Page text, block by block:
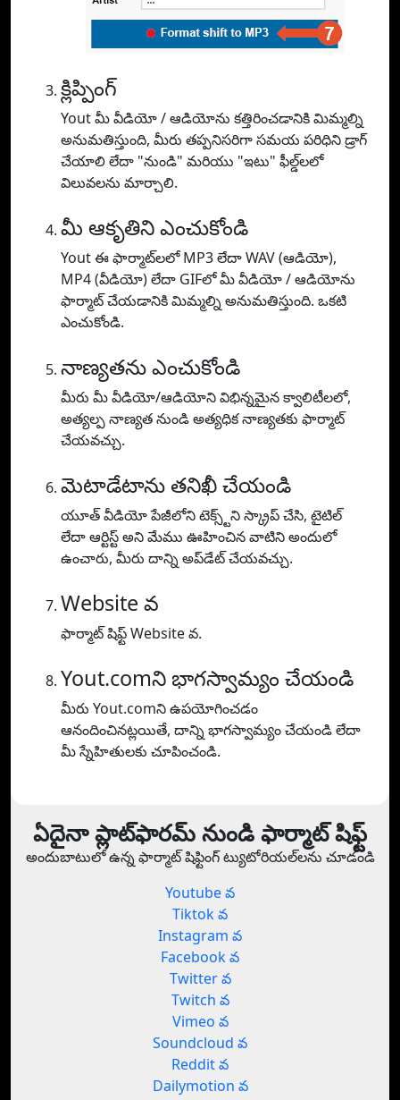
క్లిప్పింగ్
Yout మీ వీడియో / ఆడియోను కత్తిరించడానికి మిమ్మల్ని
అనుమతిస్తుంది, మీరు తప్పనిసరిగా సమయ పరిధిని డ్రాగ్
చేయాలి లేదా "నుండి" మరియు "ఇటు" ఫీల్డ్‌లలో
విలువలను మార్చాలి.
మీ ఆకృతిని ఎంచుకోండి
Yout ఈ ఫార్మాట్‌లలో MP3 లేదా WAV (ఆడియో),
MP4 (వీడియో) లేదా GIFలో మీ వీడియో / ఆడియోను
ఫార్మాట్ చేయడానికి మిమ్మల్ని అనుమతిస్తుంది. ఒకటి
ఎంచుకోండి.
నాణ్యతను ఎంచుకోండి
మీరు మీ వీడియో/ఆడియోని విభిన్నమైన క్వాలిటీలలో,
అత్యల్ప నాణ్యత నుండి అత్యధిక నాణ్యతకు ఫార్మాట్
చేయవచ్చు.
మెటాడేటాను తనిఖీ చేయండి
యూత్ వీడియో పేజీలోని టెక్స్ట్‌ని స్క్రాప్ చేసి, టైటిల్
లేదా ఆర్టిస్ట్ అని మేము ఊహించిన వాటిని అందులో
ఉంచారు, మీరు దాన్ని అప్‌డేట్ చేయవచ్చు.
Website వ
ఫార్మాట్ షిఫ్ట్ Website వ.
Yout.comని భాగస్వామ్యం చేయండి
మీరు Yout.comని ఉపయోగించడం
ఆనందించినట్లయితే, దాన్ని భాగస్వామ్యం చేయండి లేదా
మీ స్నేహితులకు చూపించండి.
ఏదైనా ప్లాట్‌ఫారమ్ నుండి ఫార్మాట్ షిఫ్ట్
అందుబాటులో ఉన్న ఫార్మాట్ షిఫ్టింగ్ ట్యుటోరియల్‌లను చూడండి
Youtube వ
Tiktok వ
Instagram వ
Facebook వ
Twitter వ
Twitch వ
Vimeo వ
Soundcloud వ
Reddit వ
Dailymotion వ